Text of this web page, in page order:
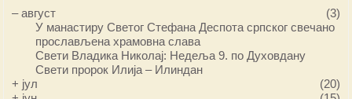
–август
(3)
У манастиру Светог Стефана Деспота српског свечано
прослављена храмовна слава
Свети Владика Николај: Недеља 9. по Духовдану
Свети пророк Илија – Илиндан
+ јул
(20)